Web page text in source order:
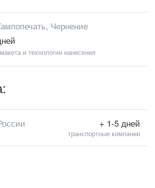
Чернение
и технологии нанесения
+ 1-5 дней
транспортные компании